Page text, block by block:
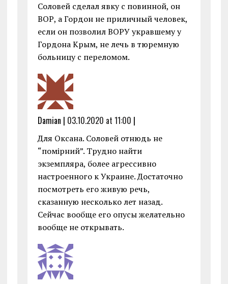
Соловей сделал явку с повинной, он
ВОР, а Гордон не приличный человек,
если он позволил ВОРУ укравшему у
Гордона Крым, не лечь в тюремную
больницу с переломом.
Damian | 03.10.2020 at 11:00 |
Для Оксана. Соловей отнюдь не
“помірний”. Трудно найти
экземпляра, более агрессивно
настроенного к Украине. Достаточно
посмотреть его живую речь,
сказанную несколько лет назад.
Сейчас вообще его опусы желательно
вообще не открывать.